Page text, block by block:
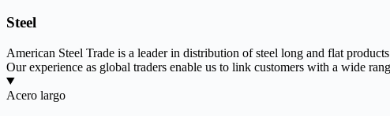
Steel
American Steel Trade is a leader in distribution of steel long and flat
Our experience as global traders enable us to link customers with a wide
Acero largo